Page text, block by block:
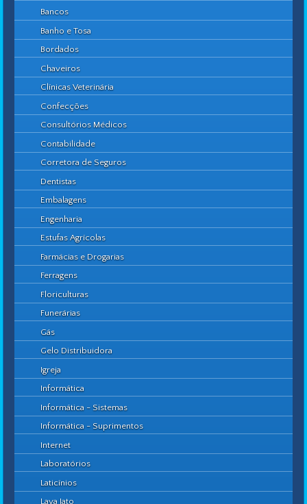
Bancos
Banho e Tosa
Bordados
Chaveiros
Clínicas Veterinária
Confecções
Consultórios Médicos
Contabilidade
Corretora de Seguros
Dentistas
Embalagens
Engenharia
Estufas Agrícolas
Farmácias e Drogarias
Ferragens
Floriculturas
Funerárias
Gás
Gelo Distribuidora
Igreja
Informática
Informática - Sistemas
Informática - Suprimentos
Internet
Laboratórios
Laticínios
Lava Jato